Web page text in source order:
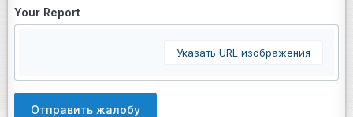
Your Report
Указать URL изображения
Отправить жалобу